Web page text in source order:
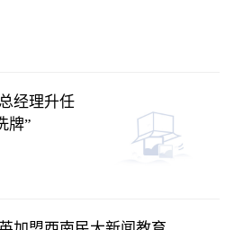
经理升任
牌”